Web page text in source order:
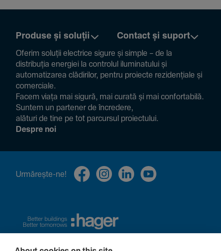
Produse și soluții Contact și suport
Oferim soluții electrice sigure și simple – de la
distribuția energiei la controlul ilumi­na­tului și
auto­ma­ti­zarea clădi­rilor, pentru proiecte rezi­den­țiale și
comer­ciale.
Facem viața mai sigură, mai curată și mai confor­ta­bilă.
Suntem un partener de încre­dere,
alături de tine pe tot parcursul proiec­tului.
Despre noi
Urmă­rește-ne!